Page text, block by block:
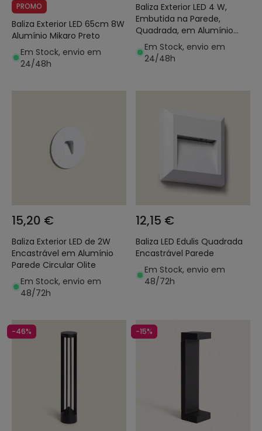
PROMO
Baliza Exterior LED 65cm 8W
Alumínio Mikaro Preto
Em Stock, envio em
24/48h
Baliza Exterior LED 4 W,
Embutida na Parede,
Quadrada, em Alumínio
Preto Natt
Em Stock, envio em
24/48h
15,20 €
Baliza Exterior LED de 2W
Encastrável em Alumínio
Parede Circular Olite
Em Stock, envio em
48/72h
12,15 €
Baliza LED Edulis Quadrada
Encastrável Parede
Em Stock, envio em
48/72h
-46% -15%